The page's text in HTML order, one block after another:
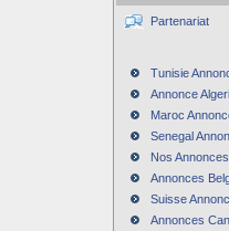
Partenariat
Tunisie
Annonce
Maroc
Senegal
Nos Annonces
Annonces
Suisse
Annonces